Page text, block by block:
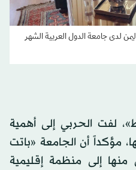
لدى جامعة الدول العربية الشهر
لفت الحربي إلى أهمية
مؤكداً أن الجامعة «باتت
منها إلى منظمة إقليمية